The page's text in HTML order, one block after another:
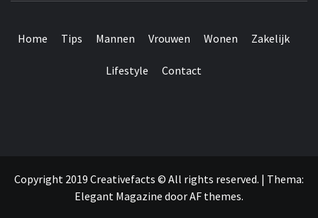
Home Tips Mannen Vrouwen Wonen Zakelijk
Lifestyle Contact
Copyright 2019 Creativefacts © All rights reserved. | Thema:
Elegant Magazine doorAF themes.